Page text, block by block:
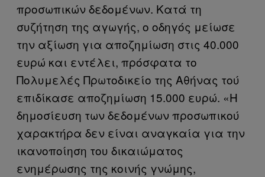
προσωπικών δεδομένων. Κατά τη
συζήτηση της αγωγής, ο οδηγός μείωσε
την αξίωση για αποζημίωση στις 40.000
ευρώ και εντέλει, πρόσφατα το
Πολυμελές Πρωτοδικείο της Αθήνας τού
επιδίκασε αποζημίωση 15.000 ευρώ. «Η
δημοσίευση των δεδομένων προσωπικού
χαρακτήρα δεν είναι αναγκαία για την
ικανοποίηση του δικαιώματος
ενημέρωσης της κοινής γνώμης,